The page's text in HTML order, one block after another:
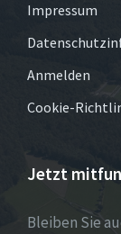
Impressum
Anmelden
Cookie-
Jetzt
Bleiben Sie